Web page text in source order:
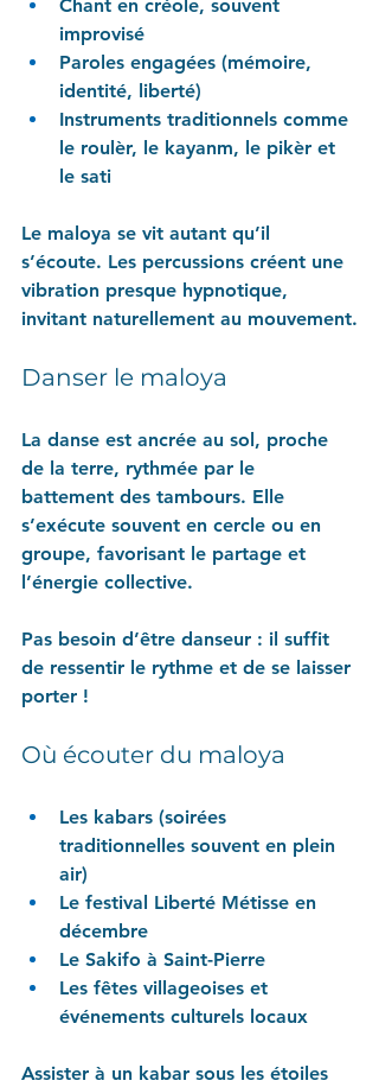
Chant en créole, souvent
improvisé
Paroles engagées (mémoire,
identité, liberté)
Instruments traditionnels comme
le roulèr, le kayanm, le pikèr et
le sati
Le maloya se vit autant qu’il
s’écoute. Les percussions créent une
vibration presque hypnotique,
invitant naturellement au mouvement.
Danser le maloya
La danse est ancrée au sol, proche
de la terre, rythmée par le
battement des tambours. Elle
s’exécute souvent en cercle ou en
groupe, favorisant le partage et
l’énergie collective.
Pas besoin d’être danseur : il suffit
de ressentir le rythme et de se laisser
porter !
Où écouter du maloya
Les kabars (soirées
traditionnelles souvent en plein
air)
Le festival Liberté Métisse en
décembre
Le Sakifo à Saint-Pierre
Les fêtes villageoises et
événements culturels locaux
Assister à un kabar sous les étoiles